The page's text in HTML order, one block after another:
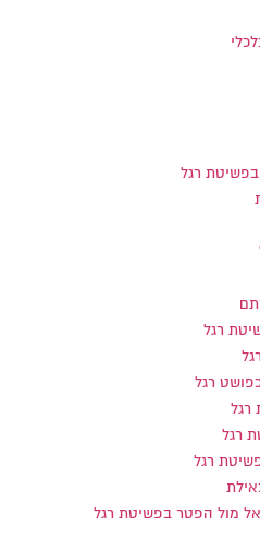
רגל
רגל
רגל
רגל
רגל
רגל
מול הפטר בפשיטת רגל